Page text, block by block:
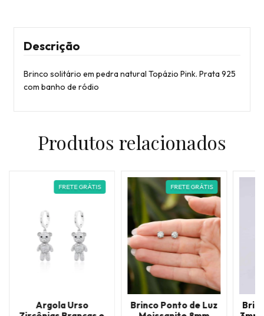
Descrição
Brinco solitário em pedra natural Topázio Pink. Prata 925
com banho de ródio
Produtos relacionados
FRETE GRÁTIS
Argola Urso
FRETE GRÁTIS
Brinco Ponto de Luz